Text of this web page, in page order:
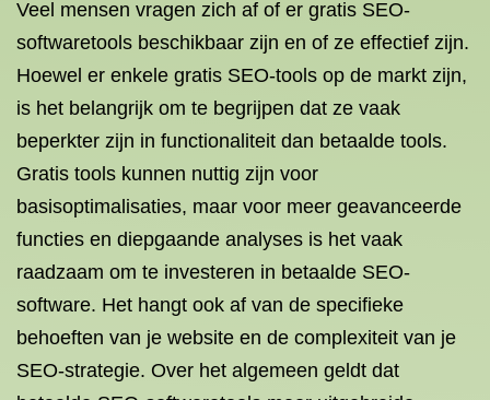
Veel mensen vragen zich af of er gratis SEO-
softwaretools beschikbaar zijn en of ze effectief zijn.
Hoewel er enkele gratis SEO-tools op de markt zijn,
is het belangrijk om te begrijpen dat ze vaak
beperkter zijn in functionaliteit dan betaalde tools.
Gratis tools kunnen nuttig zijn voor
basisoptimalisaties, maar voor meer geavanceerde
functies en diepgaande analyses is het vaak
raadzaam om te investeren in betaalde SEO-
software. Het hangt ook af van de specifieke
behoeften van je website en de complexiteit van je
SEO-strategie. Over het algemeen geldt dat